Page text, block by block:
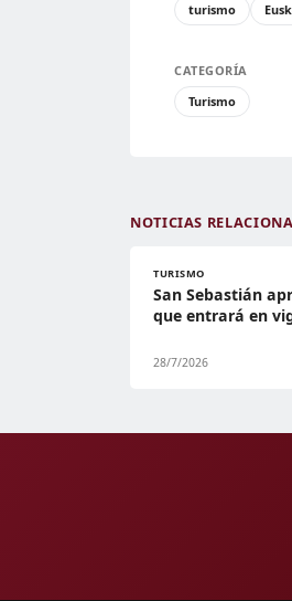
turismo
CATEGORÍA
Turismo
NOTICIAS
TURISMO
San Sebastián
que entrará en
28/7/2026